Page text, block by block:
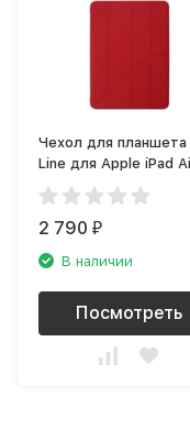
Чехол для планшета
Line для Apple iPad
10.9 (2020), красный
2 790₽
В наличии
Посмотреть